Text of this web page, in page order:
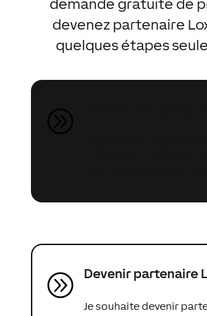
demande gratuite de
devenez partenaire
quelques étapes
A Devenir partenaire
Je souhaite devenir